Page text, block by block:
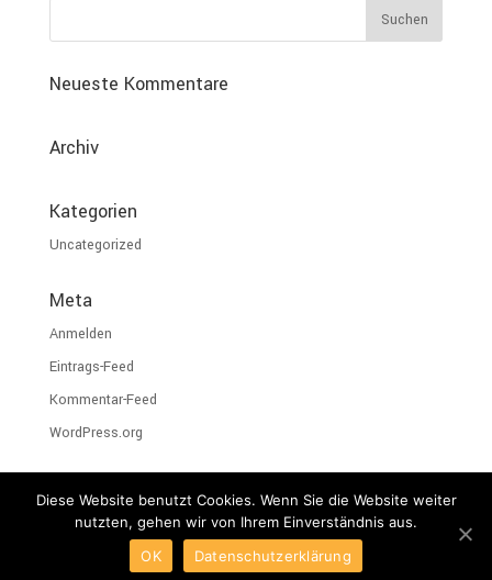
Neueste Kommentare
Archiv
Kategorien
Uncategorized
Meta
Anmelden
Eintrags-Feed
Kommentar-Feed
WordPress.org
© KONZEPT & SERVICE GmbH 2018 |Impressum &
Datenschutz
Allgemeine Geschäftsbedingungen
Diese Website benutzt Cookies. Wenn Sie die Website weiter
nutzten, gehen wir von Ihrem Einverständnis aus.
OK
Datenschutzerklärung